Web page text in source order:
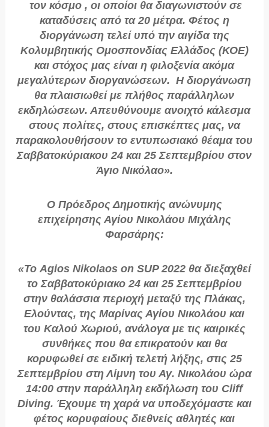
τον κόσμο , οι οποίοι θα διαγωνιστούν σε
καταδύσεις από τα 20 μέτρα. Φέτος η
διοργάνωση τελεί υπό την αιγίδα της
Κολυμβητικής Ομοσπονδίας Ελλάδος (ΚΟΕ)
και στόχος μας είναι η φιλοξενία ακόμα
μεγαλύτερων διοργανώσεων. Η διοργάνωση
θα πλαισιωθεί με πλήθος παράλληλων
εκδηλώσεων. Απευθύνουμε ανοιχτό κάλεσμα
στους πολίτες, στους επισκέπτες μας, να
παρακολουθήσουν το εντυπωσιακό θέαμα του
Σαββατοκύριακου 24 και 25 Σεπτεμβρίου στον
Άγιο Νικόλαο».
Ο Πρόεδρος Δημοτικής ανώνυμης
επιχείρησης Αγίου Νικολάου Μιχάλης
Φαρσάρης:
«Το Agios Nikolaos on SUP 2022 θα διεξαχθεί
το Σαββατοκύριακο 24 και 25 Σεπτεμβρίου
στην θαλάσσια περιοχή μεταξύ της Πλάκας,
Ελούντας, της Μαρίνας Αγίου Νικολάου και
του Καλού Χωριού, ανάλογα με τις καιρικές
συνθήκες που θα επικρατούν και θα
κορυφωθεί σε ειδική τελετή λήξης, στις 25
Σεπτεμβρίου στη Λίμνη του Αγ. Νικολάου ώρα
14:00 στην παράλληλη εκδήλωση του Cliff
Diving. Έχουμε τη χαρά να υποδεχόμαστε και
φέτος κορυφαίους διεθνείς αθλητές και